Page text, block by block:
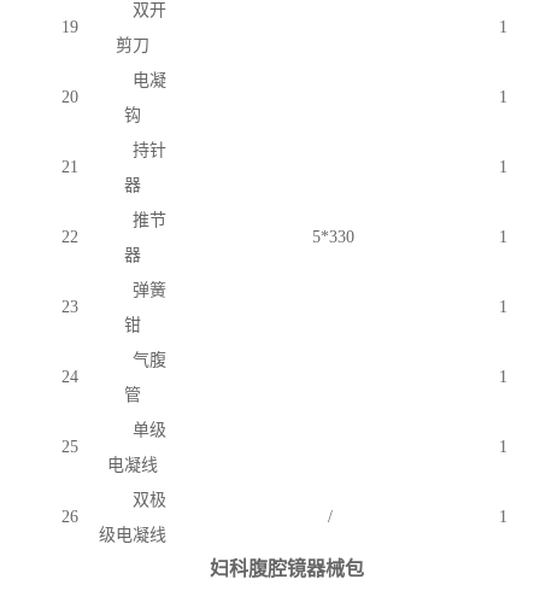
19
双开
剪刀
1
20
电凝
钩
1
21
持针
器
1
22
推节
器
5*330 1
23
弹簧
钳
1
24
气腹
管
1
25
单级
电凝线
1
26
双极
级电凝线
/ 1
妇科腹腔镜器械包